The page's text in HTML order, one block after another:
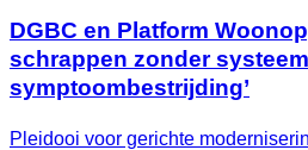
DGBC en Platform
schrappen zonder
symptoombestrijding’
Pleidooi voor gerichte